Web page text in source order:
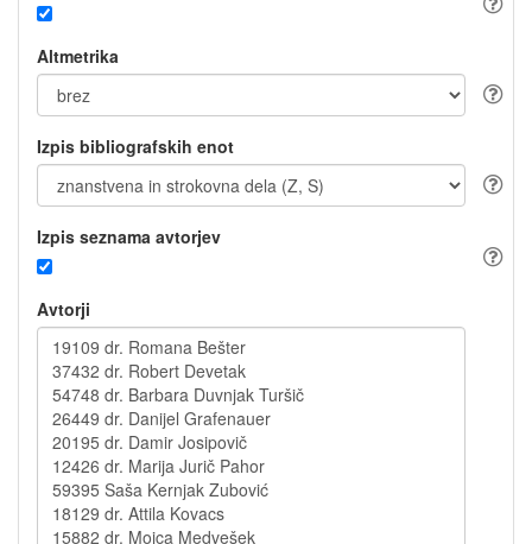
Altmetrika
Izpis bibliografskih enot
Izpis seznama avtorjev
Avtorji